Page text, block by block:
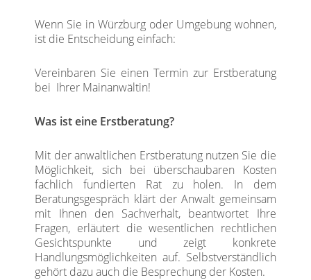
Wenn Sie in Würzburg oder Umgebung wohnen,
ist die Entscheidung einfach:
Vereinbaren Sie einen Termin zur Erstberatung
bei Ihrer Mainanwältin!
Was ist eine Erstberatung?
Mit der anwaltlichen Erstberatung nutzen Sie die
Möglichkeit, sich bei überschaubaren Kosten
fachlich fundierten Rat zu holen. In dem
Beratungsgespräch klärt der Anwalt gemeinsam
mit Ihnen den Sachverhalt, beantwortet Ihre
Fragen, erläutert die wesentlichen rechtlichen
Gesichtspunkte und zeigt konkrete
Handlungsmöglichkeiten auf. Selbstverständlich
gehört dazu auch die Besprechung der Kosten.